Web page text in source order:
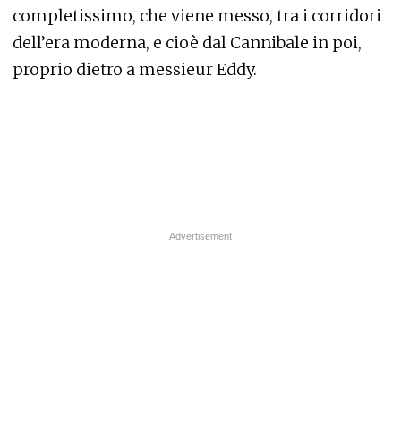
completissimo, che viene messo, tra i corridori
dell’era moderna, e cioè dal Cannibale in poi,
proprio dietro a messieur Eddy.